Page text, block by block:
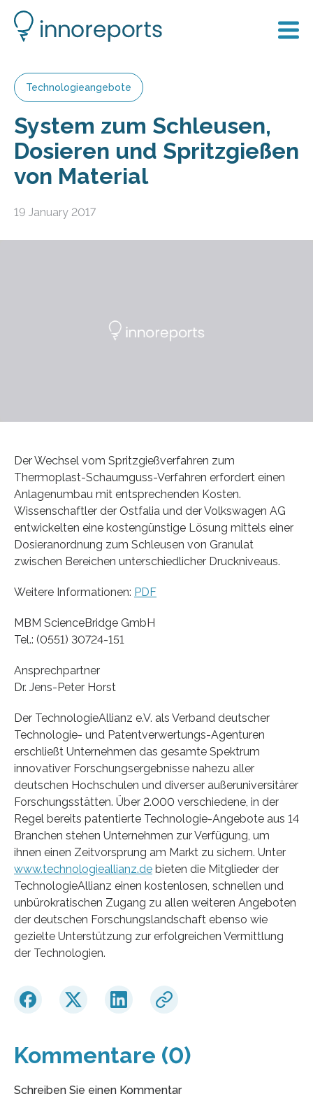
Technologieangebote
System zum Schleusen,
Dosieren und Spritzgießen
von Material
19 January 2017
Der Wechsel vom Spritzgießverfahren zum
Thermoplast-Schaumguss-Verfahren erfordert einen
Anlagenumbau mit entsprechenden Kosten.
Wissenschaftler der Ostfalia und der Volkswagen AG
entwickelten eine kostengünstige Lösung mittels einer
Dosieranordnung zum Schleusen von Granulat
zwischen Bereichen unterschiedlicher Druckniveaus.
Weitere Informationen: PDF
MBM ScienceBridge GmbH
Tel.: (0551) 30724-151
Ansprechpartner
Dr. Jens-Peter Horst
Der TechnologieAllianz e.V. als Verband deutscher
Technologie- und Patentverwertungs-Agenturen
erschließt Unternehmen das gesamte Spektrum
innovativer Forschungsergebnisse nahezu aller
deutschen Hochschulen und diverser außeruniversitärer
Forschungsstätten. Über 2.000 verschiedene, in der
Regel bereits patentierte Technologie-Angebote aus 14
Branchen stehen Unternehmen zur Verfügung, um
ihnen einen Zeitvorsprung am Markt zu sichern. Unter
www.technologieallianz.de bieten die Mitglieder der
TechnologieAllianz einen kostenlosen, schnellen und
unbürokratischen Zugang zu allen weiteren Angeboten
der deutschen Forschungslandschaft ebenso wie
gezielte Unterstützung zur erfolgreichen Vermittlung
der Technologien.
Kommentare (0)
Schreiben Sie einen Kommentar